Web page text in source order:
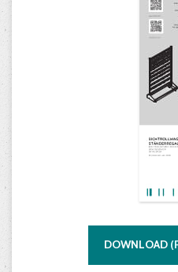
DOWNLOAD (